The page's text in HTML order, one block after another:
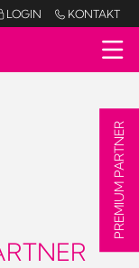
LOGIN  KONTAKT
PREMIUM PARTNER